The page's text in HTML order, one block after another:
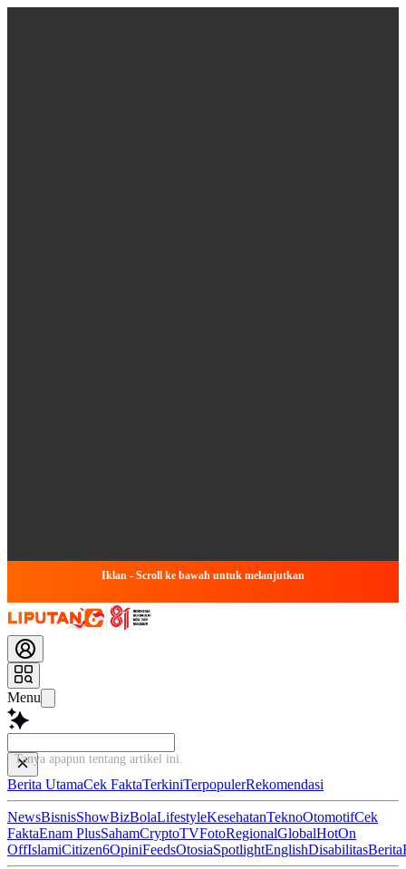
Iklan - Scroll ke bawah untuk melanjutkan
Menu
Tanya apapun tentang a
Berita UtamaCek FaktaTerkiniTerpopulerRekomendasi
NewsBisnisShowBizBolaLifestyleKesehatanTeknoOtomotifCek
FaktaEnam PlusSahamCryptoTVFotoRegionalGlobalHotOn
OffIslamiCitizen6OpiniFeedsOtosiaSpotlightEnglishDisabilitasBerita